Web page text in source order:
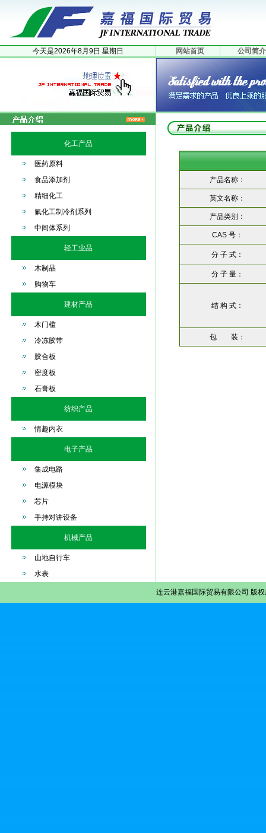
今天是2026年8月 9日 星期日 网站首页 公司简介
化工产品
医药原料
食品添加剂
精细化工
氟化工制冷剂系列
中间体系列
轻工业品
木制品
购物车
建材产品
木门槛
冷冻胶带
胶合板
密度板
石膏板
纺织产品
情趣内衣
电子产品
集成电路
电源模块
芯片
手持对讲设备
机械产品
山地自行车
水表
产品名称：
英文名称：
产品类别：
CAS 号：
分 子 式：
分 子 量：
结 构 式：
包 装：
连云港嘉福国际贸易有限公司 版